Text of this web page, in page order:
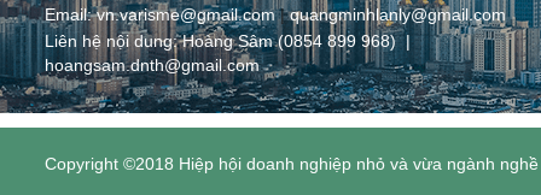
Email: vn.varisme@gmail.com|quangminhlanly@gmail.com
Liên hệ nội dung: Hoàng Sâm (0854 899 968) |
hoangsam.dnth@gmail.com
Copyright ©2018 Hiệp hội doanh nghiệp nhỏ và vừa ngành